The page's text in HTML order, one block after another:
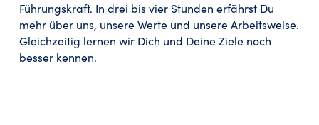
Führungskraft. In drei bis vier Stunden erfährst Du
mehr über uns, unsere Werte und unsere Arbeitsweise.
Gleichzeitig lernen wir Dich und Deine Ziele noch
besser kennen.